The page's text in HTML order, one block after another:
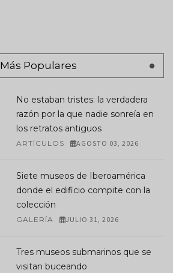
Más Populares
No estaban tristes: la verdadera
razón por la que nadie sonreía en
los retratos antiguos
ARTÍCULOS AGOSTO 03, 2026
Siete museos de Iberoamérica
donde el edificio compite con la
colección
GALERÍA JULIO 31, 2026
Tres museos submarinos que se
visitan buceando